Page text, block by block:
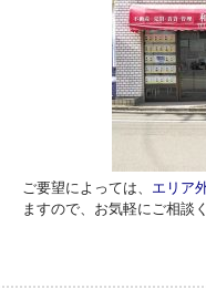
ご要望によっては、 エリア
ますので、お気軽にご相談